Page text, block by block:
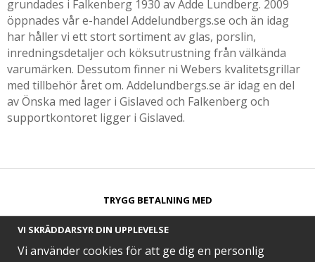
grundades i Falkenberg 1930 av Adde Lundberg. 2009
öppnades vår e-handel Addelundbergs.se och än idag
har håller vi ett stort sortiment av glas, porslin,
inredningsdetaljer och köksutrustning från välkända
varumärken. Dessutom finner ni Webers kvalitetsgrillar
med tillbehör året om. Addelundbergs.se är idag en del
av Önska med lager i Gislaved och Falkenberg och
supportkontoret ligger i Gislaved.
TRYGG BETALNING MED​
VI SKRÄDDARSYR DIN UPPLEVELSE
Vi använder cookies för att ge dig en personlig